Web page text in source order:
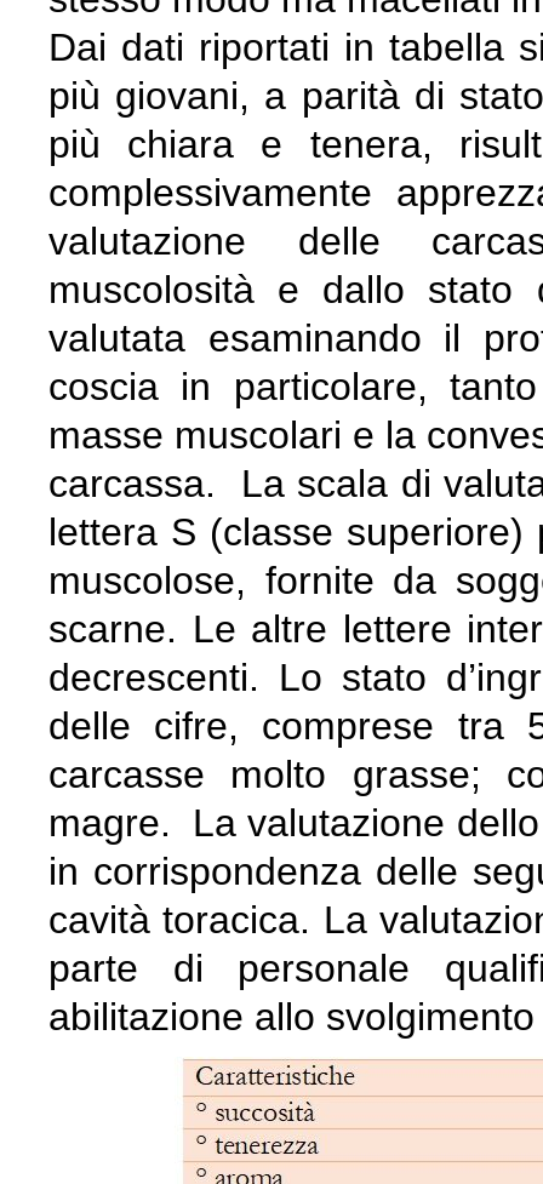
Dai dati riportati in tabella
più giovani, a parità di
più chiara e tenera,
complessivamente
valutazione delle
muscolosità e dallo stato
valutata esaminando il
coscia in particolare,
masse muscolari e la
carcassa. La scala di
lettera S (classe
muscolose, fornite da
scarne. Le altre lettere
decrescenti. Lo stato
delle cifre, comprese
carcasse molto grasse;
magre. La valutazione
in corrispondenza delle
cavità toracica. La
parte di personale
abilitazione allo